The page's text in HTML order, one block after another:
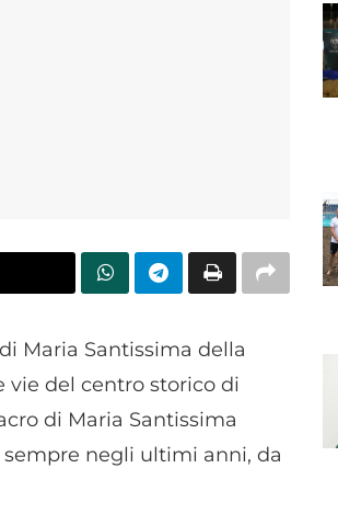
Maria Santissima della
vie del centro storico di
di Maria Santissima
negli ultimi anni, da